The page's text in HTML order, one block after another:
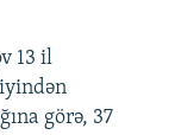
13 il
görə, 37